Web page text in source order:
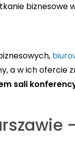
biznesowe
w ich ofercie
sali